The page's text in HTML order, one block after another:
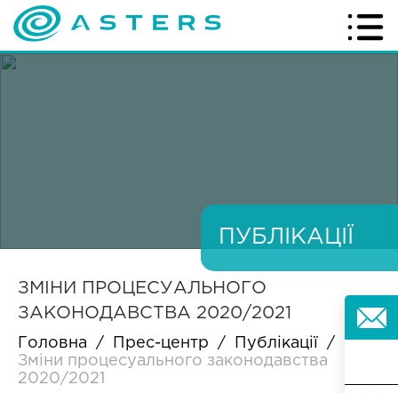
ПУБЛІКАЦІЇ
ЗМІНИ ПРОЦЕСУАЛЬНОГО
ЗАКОНОДАВСТВА 2020/2021
Головна / Прес-центр / Публікації
/
Зміни процесуального законодавства
2020/2021